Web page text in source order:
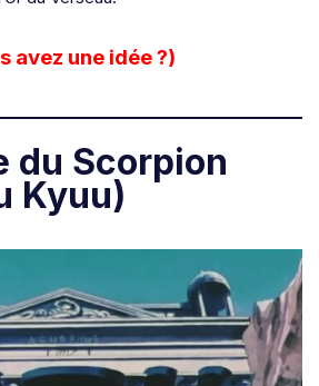
avez une idée ?)
du Scorpion
Kyuu)